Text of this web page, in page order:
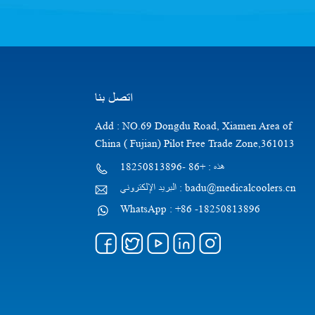
اتصل بنا
Add : NO.69 Dongdu Road, Xiamen Area of
China ( Fujian) Pilot Free Trade Zone,361013
هذه : +86 -18250813896
البريد الإلكتروني : badu@medicalcoolers.cn
WhatsApp : +86 -18250813896